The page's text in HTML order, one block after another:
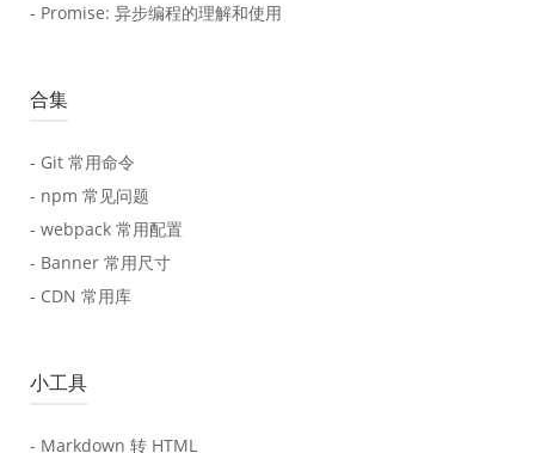
- Promise: 异步编程的理解和使用
合集
- Git 常用命令
- npm 常见问题
- webpack 常用配置
- Banner 常用尺寸
- CDN 常用库
小工具
- Markdown 转 HTML